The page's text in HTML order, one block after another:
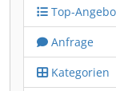
Top-
Anfrage
Kategorien